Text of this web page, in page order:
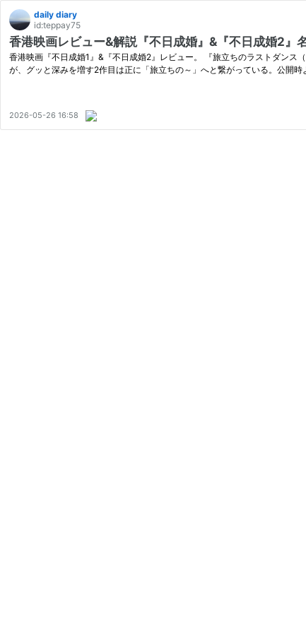
daily diary
id:teppay75
香港映画レビュー&解説『不日成婚』&『不日成婚2
香港映画『不日成婚1』&『不日成婚2』レビュー。 『旅立ちのラストダン
が、グッと深みを増す2作目は正に「旅立ちの～」へと繋がっている。公開
2026-05-26 16:58